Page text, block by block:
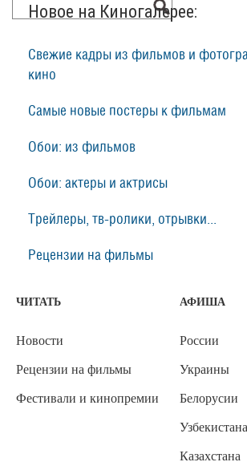
Новое на Киногалерее:
Свежие кадры из фильмов и
кино
Самые новые постеры к фильмам
Обои: из фильмов
Обои: актеры и актрисы
Трейлеры, тв-ролики, отрывки...
Рецензии на фильмы
ЧИТАТЬ
Новости
Рецензии на фильмы
Фестивали и кинопремии
АФИША
России
Украины
Белорусии
Узбекистана
Казахстана